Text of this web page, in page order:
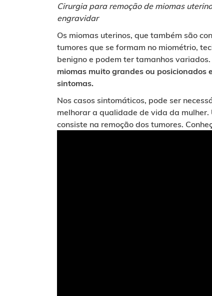
Cirurgia para remoção de miomas
engravidar
Os miomas uterinos, que também são
tumores que se formam no miométrio,
benigno e podem ter tamanhos variados.
miomas muito grandes ou posicionados
sintomas.
Nos casos sintomáticos, pode ser
melhorar a qualidade de vida da
consiste na remoção dos tumores.